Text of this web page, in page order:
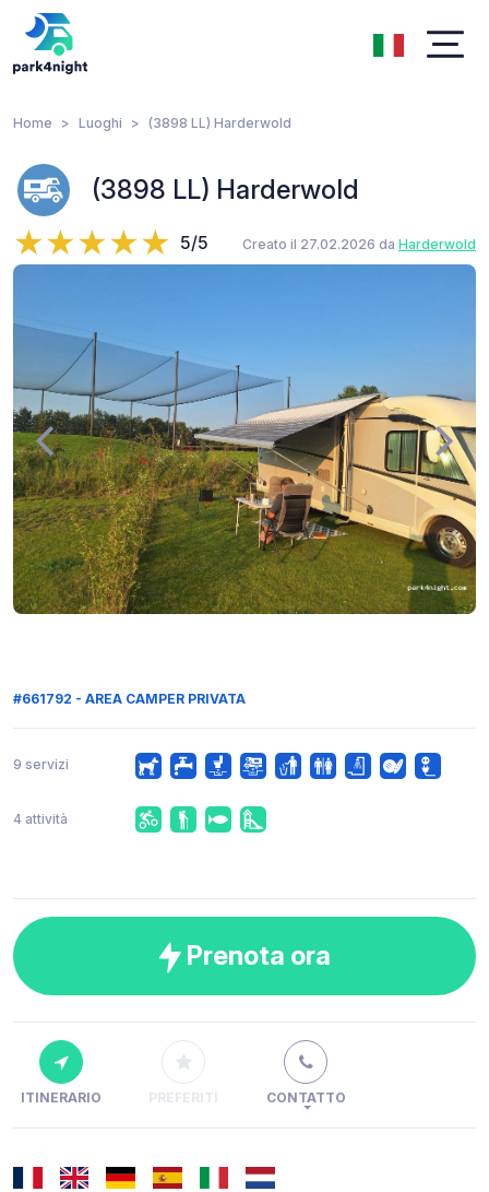
Home Luoghi (3898 LL) Harderwold
(3898 LL) Harderwold
5/5 Creato il 27.02.2026 da Harderwold
#661792 - AREA CAMPER PRIVATA
9 servizi
4 attività
Prenota ora
ITINERARIO PREFERITI CONTATTO